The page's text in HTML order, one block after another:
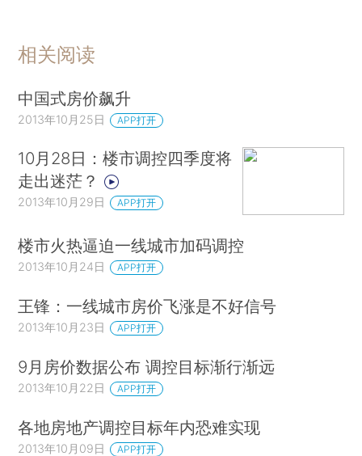
相关阅读
中国式房价飙升
2013年10月25日 APP打开
10月28日：楼市调控四季度将
走出迷茫？
2013年10月29日 APP打开
楼市火热逼迫一线城市加码调控
2013年10月24日 APP打开
王锋：一线城市房价飞涨是不好信号
2013年10月23日 APP打开
9月房价数据公布 调控目标渐行渐远
2013年10月22日 APP打开
各地房地产调控目标年内恐难实现
2013年10月09日 APP打开